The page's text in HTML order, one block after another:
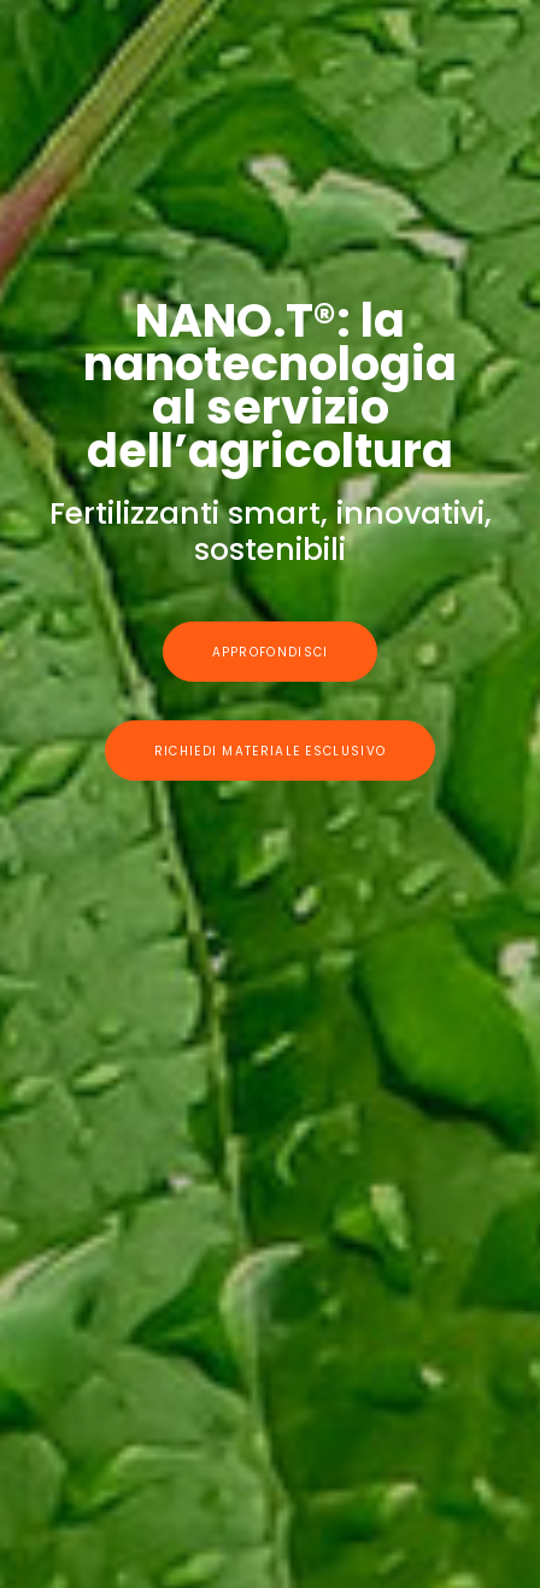
NANO.T®: la
nanotecnologia
al servizio
dell’agricoltura
Fertilizzanti smart, innovativi,
sostenibili
APPROFONDISCI
RICHIEDI MATERIALE ESCLUSIVO